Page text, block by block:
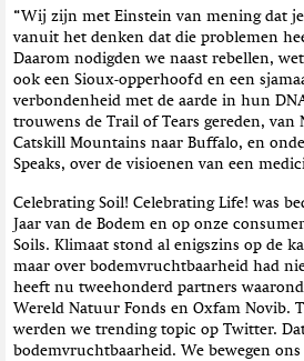
“Wij zijn met Einstein van mening dat
vanuit het denken dat die problemen
Daarom nodigden we naast rebellen,
ook een Sioux-opperhoofd en een
verbondenheid met de aarde in hun
trouwens de Trail of Tears gereden, van
Catskill Mountains naar Buffalo, en
Speaks, over de visioenen van een
Celebrating Soil! Celebrating Life! was
Jaar van de Bodem en op onze
Soils. Klimaat stond al enigszins op de
maar over bodemvruchtbaarheid had
heeft nu tweehonderd partners
Wereld Natuur Fonds en Oxfam Novib.
werden we trending topic op Twitter.
bodemvruchtbaarheid. We bewegen